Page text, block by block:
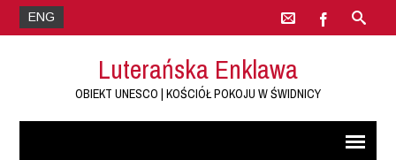
ENG
Luterańska Enklawa
OBIEKT UNESCO | KOŚCIÓŁ POKOJU W ŚWIDNICY